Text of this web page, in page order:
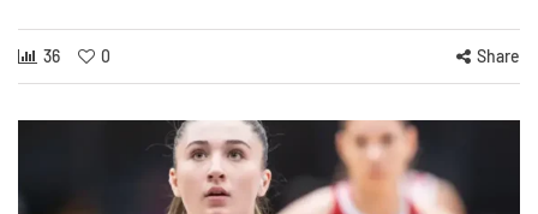
36 0 Share